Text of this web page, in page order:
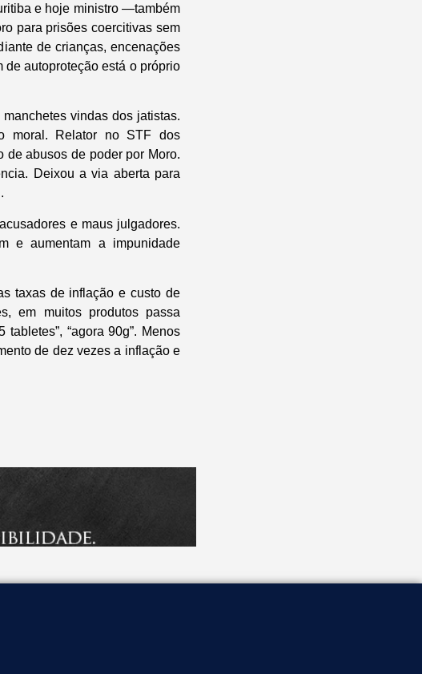
e hoje ministro —também
para prisões coercitivas sem
de crianças, encenações
autoproteção está o próprio
vindas dos jatistas.
moral. Relator no STF dos
de abusos de poder por Moro.
Deixou a via aberta para
e maus julgadores.
e aumentam a impunidade
taxas de inflação e custo de
em muitos produtos passa
“agora 90g”. Menos
de dez vezes a inflação e